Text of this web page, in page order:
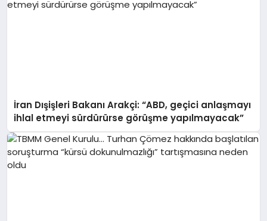
İran Dışişleri Bakanı Arakçi: “ABD, geçici anlaşmayı
ihlal etmeyi sürdürürse görüşme yapılmayacak”